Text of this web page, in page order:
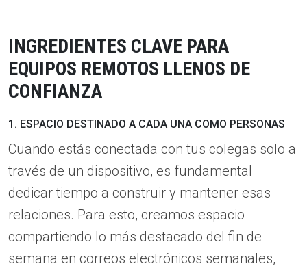
INGREDIENTES CLAVE PARA
EQUIPOS REMOTOS LLENOS DE
CONFIANZA
1. ESPACIO DESTINADO A CADA UNA COMO PERSONAS
Cuando estás conectada con tus colegas solo a
través de un dispositivo, es fundamental
dedicar tiempo a construir y mantener esas
relaciones. Para esto, creamos espacio
compartiendo lo más destacado del fin de
semana en correos electrónicos semanales,